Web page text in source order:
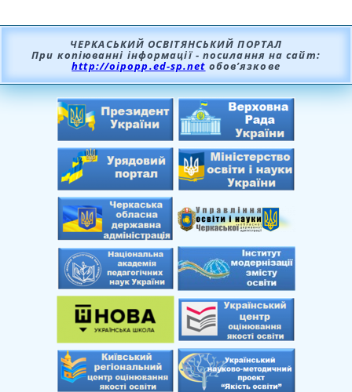
ЧЕРКАСЬКИЙ ОСВІТЯНСЬКИЙ ПОРТАЛ
При копіюванні інформації - посилання на сайт:
http://oipopp.ed-sp.net обов’язкове